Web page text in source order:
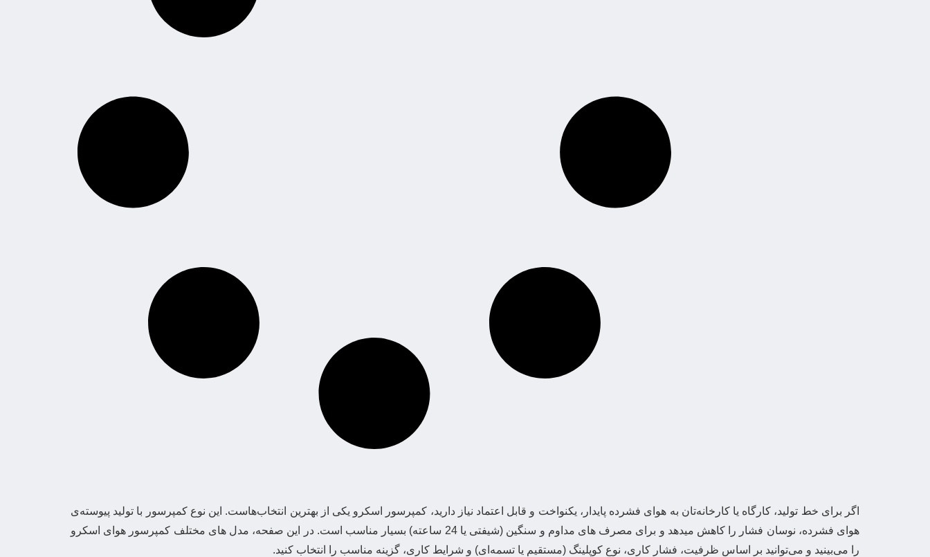
اگر برای خط تولید، کارگاه یا کارخانه‌تان به هوای فشرده پایدار، یکنواخت و قابل اعتماد نیاز دارید، کمپرسور اسکرو یکی از بهترین انتخاب‌هاست. این نوع کمپرسور با تولید پیوسته‌ی
هوای فشرده، نوسان فشار را کاهش میدهد و برای مصرف های مداوم و سنگین (شیفتی یا 24 ساعته) بسیار مناسب است. در این صفحه، مدل های مختلف کمپرسور هوای اسکرو
را می‌بینید و می‌توانید بر اساس ظرفیت، فشار کاری، نوع کوپلینگ (مستقیم یا تسمه‌ای) و شرایط کاری، گزینه مناسب را انتخاب کنید.